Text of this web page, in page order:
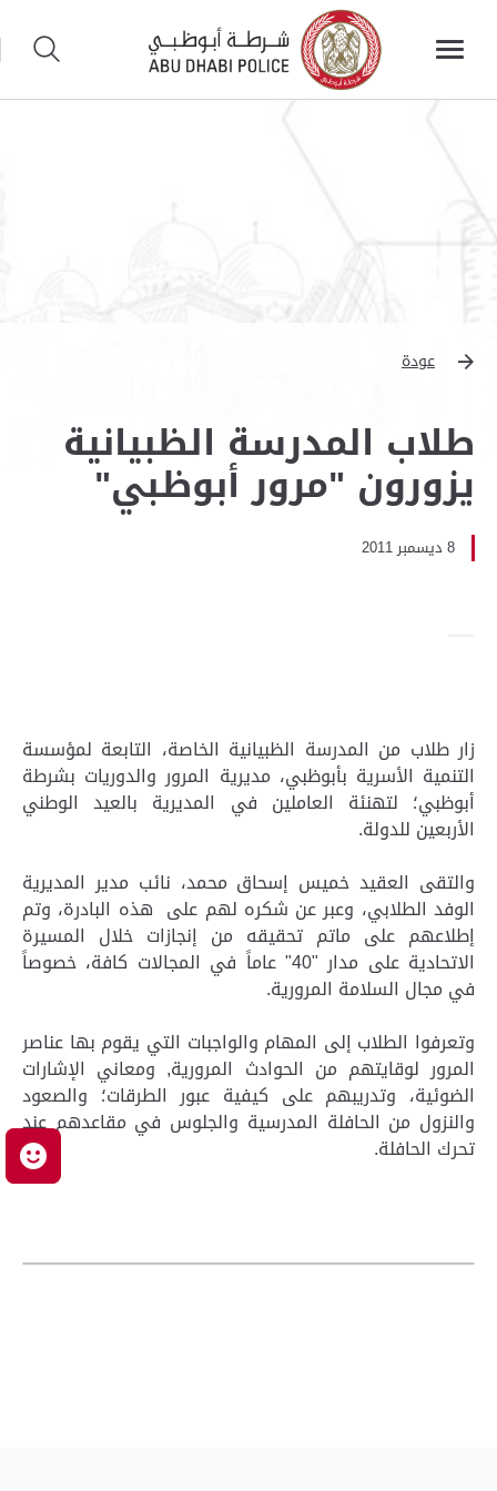
عودة
طلاب المدرسة الظبيانية
يزورون "مرور أبوظبي"
8 ديسمبر 2011
زار طلاب من المدرسة الظبيانية الخاصة، التابعة لمؤسسة
التنمية الأسرية بأبوظبي، مديرية المرور والدوريات بشرطة
أبوظبي؛ لتهنئة العاملين في المديرية بالعيد الوطني
الأربعين للدولة.
والتقى العقيد خميس إسحاق محمد، نائب مدير المديرية
الوفد الطلابي، وعبر عن شكره لهم على هذه البادرة، وتم
إطلاعهم على ماتم تحقيقه من إنجازات خلال المسيرة
الاتحادية على مدار "40" عاماً في المجالات كافة، خصوصاً
في مجال السلامة المرورية.
وتعرفوا الطلاب إلى المهام والواجبات التي يقوم بها عناصر
المرور لوقايتهم من الحوادث المرورية, ومعاني الإشارات
الضوئية، وتدريبهم على كيفية عبور الطرقات؛ والصعود
والنزول من الحافلة المدرسية والجلوس في مقاعدهم عند
تحرك الحافلة.